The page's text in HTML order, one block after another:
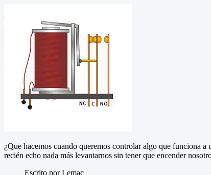
¿Que hacemos cuando queremos controlar algo que funciona
recién echo nada más levantarnos sin tener que encender
Escrito por Lemac